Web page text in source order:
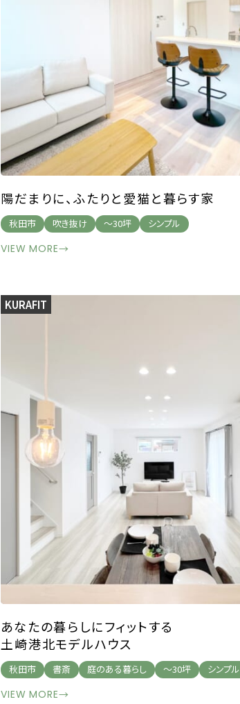
陽だまりに、ふたりと愛猫と暮らす家
秋田市 吹き抜け ～30坪 シンプル
VIEW MORE→
あなたの暮らしにフィットする
土崎港北モデルハウス
秋田市 書斎 庭のある暮らし ～30坪 シンプル
VIEW MORE→
KURAFIT